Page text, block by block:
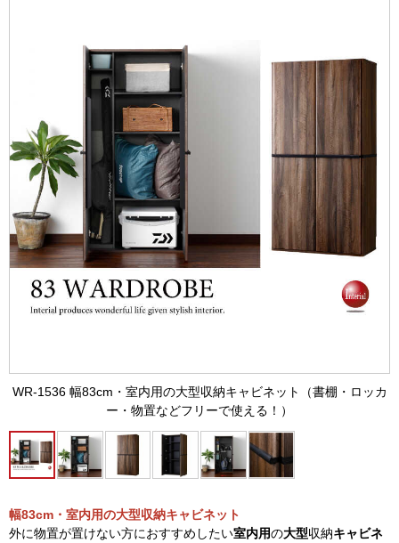
WR-1536 幅83cm・室内用の大型収納キャビネット（書棚・ロッカ
ー・物置などフリーで使える！）
幅83cm・室内用の大型収納キャビネット
外に物置が置けない方におすすめしたい室内用の大型収納キャビネ